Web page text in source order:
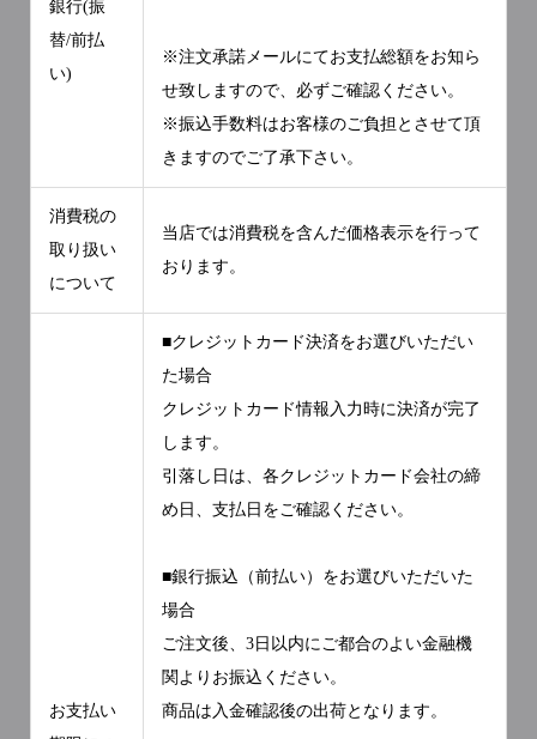
銀行(振
替/前払
い)
※注文承諾メールにてお支払総額をお知ら
せ致しますので、必ずご確認ください。
※振込手数料はお客様のご負担とさせて頂
きますのでご了承下さい。
消費税の
取り扱い
について
当店では消費税を含んだ価格表示を行って
おります。
お支払い
■クレジットカード決済をお選びいただい
た場合
クレジットカード情報入力時に決済が完了
します。
引落し日は、各クレジットカード会社の締
め日、支払日をご確認ください。
■銀行振込（前払い）をお選びいただいた
場合
ご注文後、3日以内にご都合のよい金融機
関よりお振込ください。
商品は入金確認後の出荷となります。